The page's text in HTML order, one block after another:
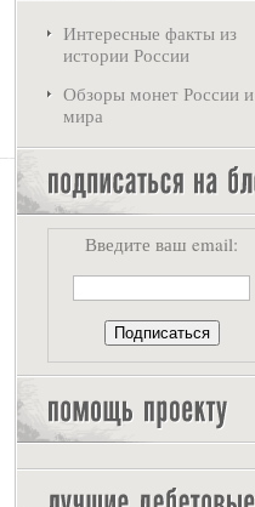
Интересные факты из
истории России
Обзоры монет России и
мира
Введите ваш email: